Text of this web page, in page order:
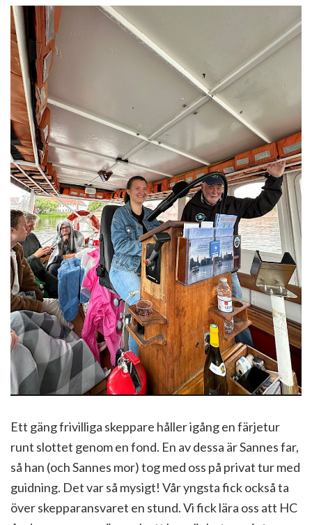
Ett gäng frivilliga skeppare håller igång en färjetur
runt slottet genom en fond. En av dessa är Sannes far,
så han (och Sannes mor) tog med oss på privat tur med
guidning. Det var så mysigt! Vår yngsta fick också ta
över skepparansvaret en stund. Vi fick lära oss att HC